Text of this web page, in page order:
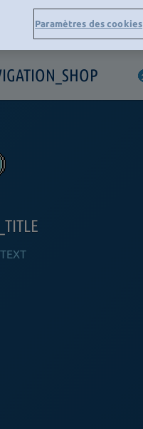
Paramètres des cookies